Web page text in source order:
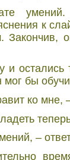
к
Закончив,
и
бы
ко мне,
–